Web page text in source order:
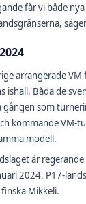
får vi både
arrangerade
ishall. Båda de
som
kommande VM-
modell.
är
2024. P17-
Mikkeli.